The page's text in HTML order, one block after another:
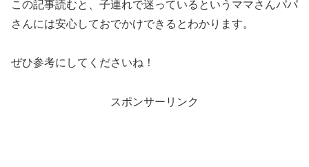
この記事読むと、子連れで迷っているというママさんパパ
さんには安心しておでかけできるとわかります。
ぜひ参考にしてくださいね！
スポンサーリンク